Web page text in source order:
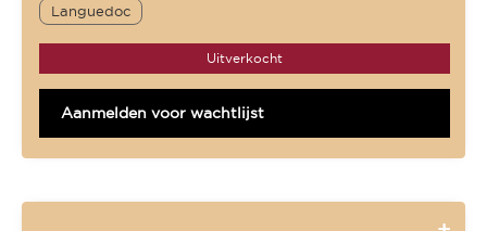
Languedoc
Uitverkocht
Aanmelden voor wachtlijst